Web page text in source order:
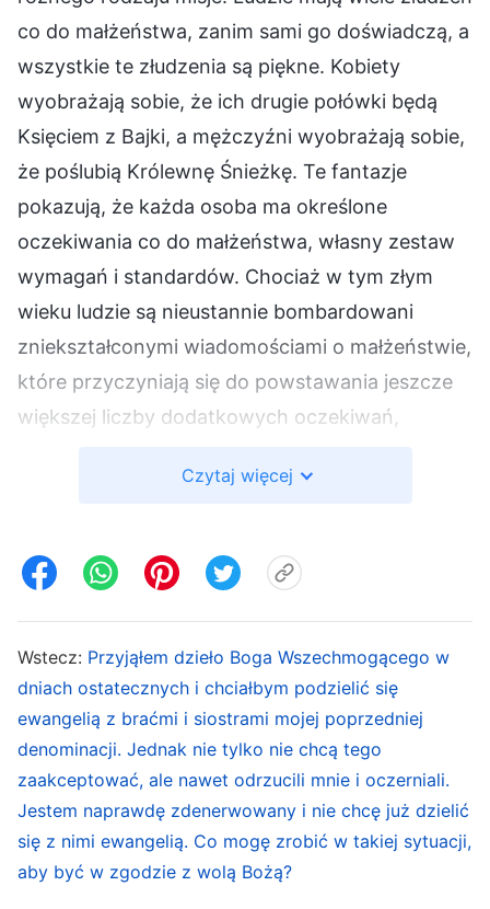
co do małżeństwa, zanim sami go doświadczą, a
wszystkie te złudzenia są piękne. Kobiety
wyobrażają sobie, że ich drugie połówki będą
Księciem z Bajki, a mężczyźni wyobrażają sobie,
że poślubią Królewnę Śnieżkę. Te fantazje
pokazują, że każda osoba ma określone
oczekiwania co do małżeństwa, własny zestaw
wymagań i standardów. Chociaż w tym złym
wieku ludzie są nieustannie bombardowani
zniekształconymi wiadomościami o małżeństwie,
które przyczyniają się do powstawania jeszcze
większej liczby dodatkowych oczekiwań,
każdy, kto doświadczył małżeństwa, wie, że bez
na stosunek do niego, małżeństwo nie jest
kwestią indywidualnego wyboru.
W życiu człowiek spotyka wielu ludzi, ale nikt nie
wie, kto zostanie jego partnerem w małżeństwie.
Choć każdy ma swoje własne poglądy i osobiste
nastawienie do małżeństwa, żaden człowiek nie
może przewidzieć, kto ostatecznie stanie się
jego prawdziwą drugą połówką, a jego własne
pojęcia mają niewielkie znaczenie. Jak spotkasz
Czytaj więcej
Wstecz: Przyjąłem dzieło Boga Wszechmogącego w
dniach ostatecznych i chciałbym podzielić się
ewangelią z braćmi i siostrami mojej poprzedniej
denominacji. Jednak nie tylko nie chcą tego
zaakceptować, ale nawet odrzucili mnie i oczerniali.
Jestem naprawdę zdenerwowany i nie chcę już dzielić
się z nimi ewangelią. Co mogę zrobić w takiej sytuacji,
aby być w zgodzie z wolą Bożą?